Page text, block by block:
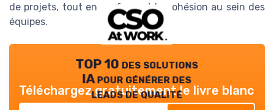
de projets, tout en renforçant la cohésion au sein des
équipes.
TOP 10 des solutions
IA pour générer des
leads de qualité
Téléchargez gratuitement le livre blanc